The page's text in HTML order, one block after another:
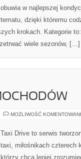
obuwia w najlepszej
tematu, dzięki któremu
krokach. Kategorie
wiele sezonów, […]
MOŻLIWOŚĆ
Taxi Drive to serwis
taxi, miłośnikach czterech
którzy chcą lepiej